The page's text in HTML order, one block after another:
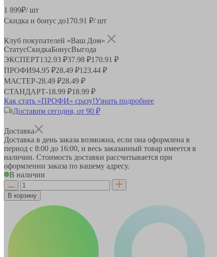
1 899₽/ шт
Скидка и бонус до170.91 ₽/ шт
Клуб покупателей «Ваш Дом»
СтатусСкидкаБонусВыгода
ЭКСПЕРТ132.93 ₽37.98 ₽170.91 ₽
ПРОФИ94.95 ₽28.49 ₽123.44 ₽
МАСТЕР-28.49 ₽28.49 ₽
СТАНДАРТ-18.99 ₽18.99 ₽
Как стать «ПРОФИ» сразу!Узнать подробнее
Доставим сегодня, от 90 ₽
Доставка
Доставка в день заказа возможна, если она оформлена в
период с 8:00 до 16:00, и весь заказанный товар имеется в
наличии. Стоимость доставки рассчитывается при
оформлении заказа по вашему адресу.
В наличии
В корзину